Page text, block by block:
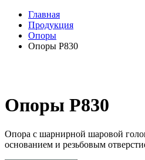
Главная
Продукция
Опоры
Опоры P830
Опоры P830
Опора с шарнирной шаровой
основанием и резьбовым